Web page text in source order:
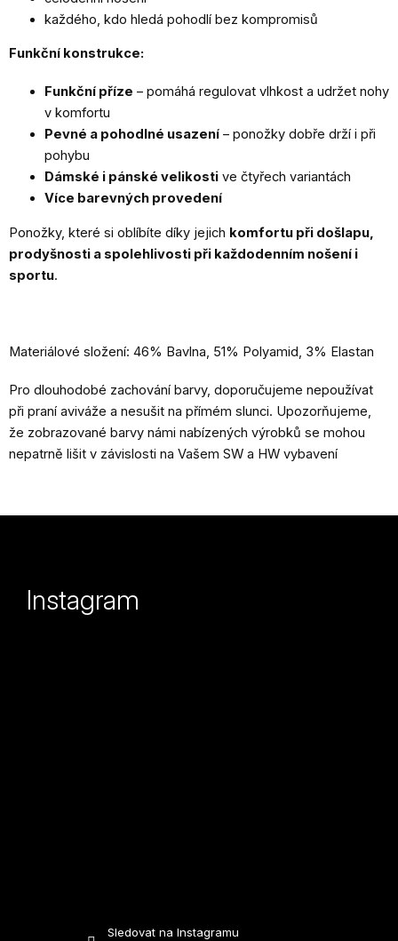
každého, kdo hledá pohodlí bez kompromisů
Funkční konstrukce:
Funkční příze – pomáhá regulovat vlhkost a udržet nohy
v komfortu
Pevné a pohodlné usazení – ponožky dobře drží i při
pohybu
Dámské i pánské velikosti ve čtyřech variantách
Více barevných provedení
Ponožky, které si oblíbíte díky jejich komfortu při došlapu,
prodyšnosti a spolehlivosti při každodenním nošení i
sportu.
Materiálové složení: 46% Bavlna, 51% Polyamid, 3% Elastan
Pro dlouhodobé zachování barvy, doporučujeme nepoužívat
při praní aviváže a nesušit na přímém slunci. Upozorňujeme,
že zobrazované barvy námi nabízených výrobků se mohou
nepatrně lišit v závislosti na Vašem SW a HW vybavení
Instagram
Sledovat na Instagramu